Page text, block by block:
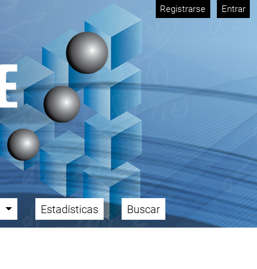
Registrarse Entrar
Estadísticas Buscar